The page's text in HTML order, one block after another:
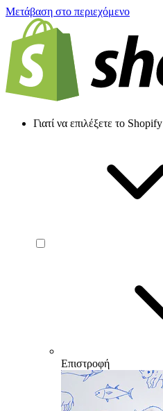
Μετάβαση στο περιεχόμενο
Γιατί να επιλέξετε το Shopify
Επιστροφή